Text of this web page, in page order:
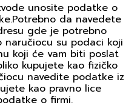
unosite podatke o
da navedete
gde je potrebno
su podaci koji
koji će vam biti poslat
kupujete kao fizičko
navedite podatke iz
kao pravno lice
o firmi.